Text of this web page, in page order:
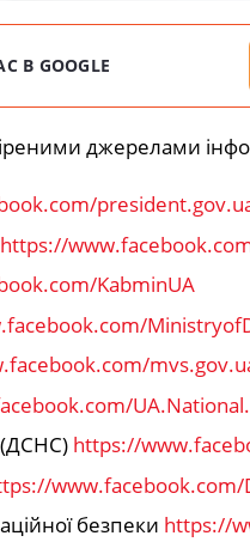
В GOOGLE
джерелами
https://
KabminUA
(ДСНС) https://
www.facebook.com/
безпеки https://